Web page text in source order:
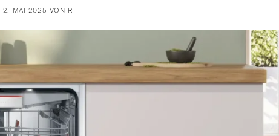
2. MAI 2025 VON R